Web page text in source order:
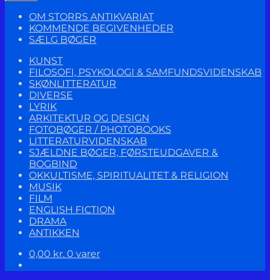
OM STORRS ANTIKVARIAT
KOMMENDE BEGIVENHEDER
SÆLG BØGER
KUNST
FILOSOFI, PSYKOLOGI & SAMFUNDSVIDENSKAB
SKØNLITTERATUR
DIVERSE
LYRIK
ARKITEKTUR OG DESIGN
FOTOBØGER / PHOTOBOOKS
LITTERATURVIDENSKAB
SJÆLDNE BØGER, FØRSTEUDGAVER &
BOGBIND
OKKULTISME, SPIRITUALITET & RELIGION
MUSIK
FILM
ENGLISH FICTION
DRAMA
ANTIKKEN
0,00 kr. 0 varer